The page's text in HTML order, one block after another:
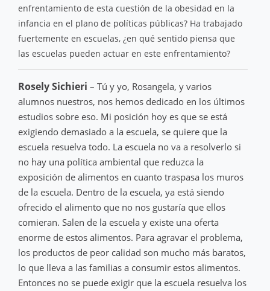
enfrentamiento de esta cuestión de la obesidad en la
infancia en el plano de políticas públicas? Ha trabajado
fuertemente en escuelas, ¿en qué sentido piensa que
las escuelas pueden actuar en este enfrentamiento?
Rosely Sichieri – Tú y yo, Rosangela, y varios
alumnos nuestros, nos hemos dedicado en los últimos
estudios sobre eso. Mi posición hoy es que se está
exigiendo demasiado a la escuela, se quiere que la
escuela resuelva todo. La escuela no va a resolverlo si
no hay una política ambiental que reduzca la
exposición de alimentos en cuanto traspasa los muros
de la escuela. Dentro de la escuela, ya está siendo
ofrecido el alimento que no nos gustaría que ellos
comieran. Salen de la escuela y existe una oferta
enorme de estos alimentos. Para agravar el problema,
los productos de peor calidad son mucho más baratos,
lo que lleva a las familias a consumir estos alimentos.
Entonces no se puede exigir que la escuela resuelva los